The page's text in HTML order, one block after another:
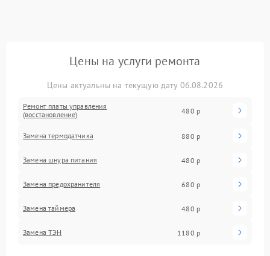
Цены на услуги ремонта
Цены актуальны на текущую дату 06.08.2026
Ремонт платы управления
(восстановление)
480 р
Замена термодатчика 880 р
Замена шнура питания 480 р
Замена предохранителя 680 р
Замена таймера 480 р
Замена ТЭН 1180 р